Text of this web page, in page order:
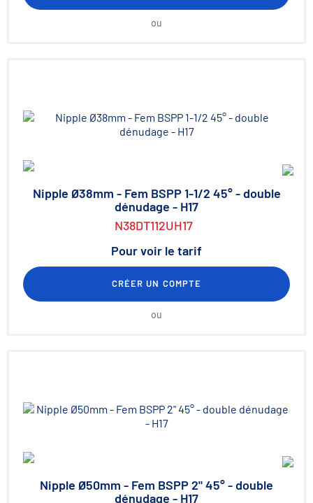
ou
Nipple Ø38mm - Fem BSPP 1-1/2 45° - double
dénudage - H17
N38DT112UH17
Pour voir le tarif
CRÉER UN COMPTE
ou
Nipple Ø50mm - Fem BSPP 2" 45° - double
dénudage - H17